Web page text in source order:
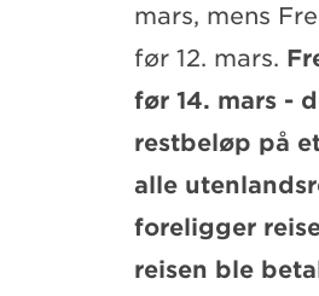
mars, mens
før 12. mars.
før 14. mars -
restbeløp på
alle
foreligger
reisen ble